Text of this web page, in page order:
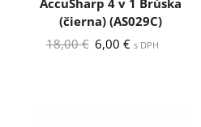
AccuSharp 4 v 1 Brúska
(čierna) (AS029C)
18,00€ Pôvodná
6,00 €Aktuálna
s DPH